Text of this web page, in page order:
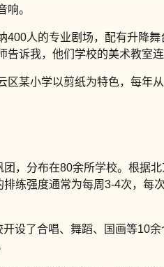
。
400人的专业剧场，配有升降
诉我，他们学校的美术教室
某小学以剪纸为特色，每
，分布在80余所学校。根据
练强度通常为每周3-4次，
设了合唱、舞蹈、国画等